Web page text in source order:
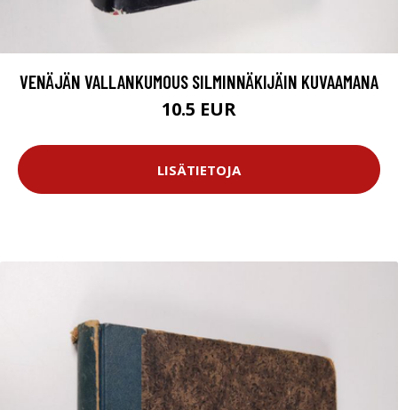
VENÄJÄN VALLANKUMOUS SILMINNÄKIJÄIN KUVAAMANA
10.5 EUR
LISÄTIETOJA